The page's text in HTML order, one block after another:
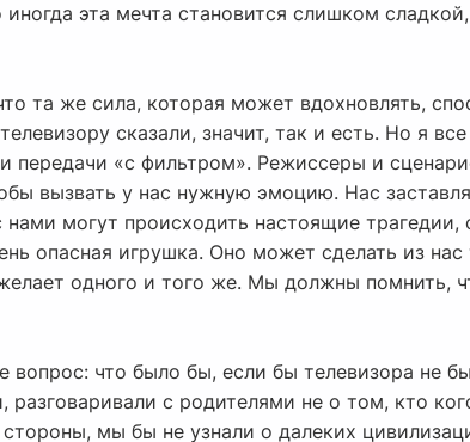
иногда эта мечта становится слишком
та же сила, которая может вдохновлять,
сказали, значит, так и есть. Но я
передачи «с фильтром». Режиссеры и
вызвать у нас нужную эмоцию. Нас
могут происходить настоящие
опасная игрушка. Оно может сделать из
одного и того же. Мы должны помнить,
вопрос: что было бы, если бы телевизора не
разговаривали с родителями не о том, кто
мы бы не узнали о далеких